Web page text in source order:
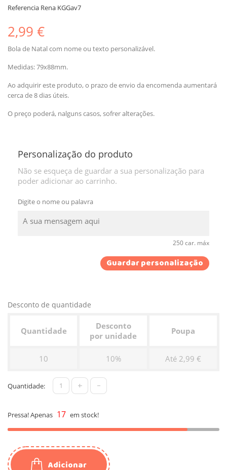
Referencia Rena KGGav7
2,99 €
Bola de Natal com nome ou texto personalizável.
Medidas: 79x88mm.
Ao adquirir este produto, o prazo de envio da encomenda aumentará
cerca de 8 dias úteis.
O preço poderá, nalguns casos, sofrer alterações.
Personalização do produto
Não se esqueça de guardar a sua personalização para
poder adicionar ao carrinho.
Digite o nome ou palavra
250 car. máx
Guardar personalização
Desconto de quantidade
Quantidade
Desconto
por unidade
Poupa
10 10% Até 2,99 €
Quantidade: + -
Pressa! Apenas 17 em stock!
Adicionar